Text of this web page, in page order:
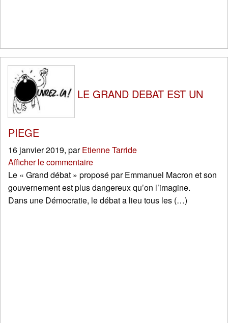
LE GRAND DEBAT EST UN
PIEGE
16 janvier 2019, parEtienne Tarride
Afficher le commentaire
Le « Grand débat » proposé par Emmanuel Macron et son
gouvernement est plus dangereux qu’on l’imagine.
Dans une Démocratie, le débat a lieu tous les (…)